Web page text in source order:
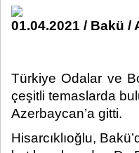
01.04.2021 / Bakü /
Türkiye Odalar ve
çeşitli temaslarda
Azerbaycan’a gitti.​
Hisarcıklıoğlu,